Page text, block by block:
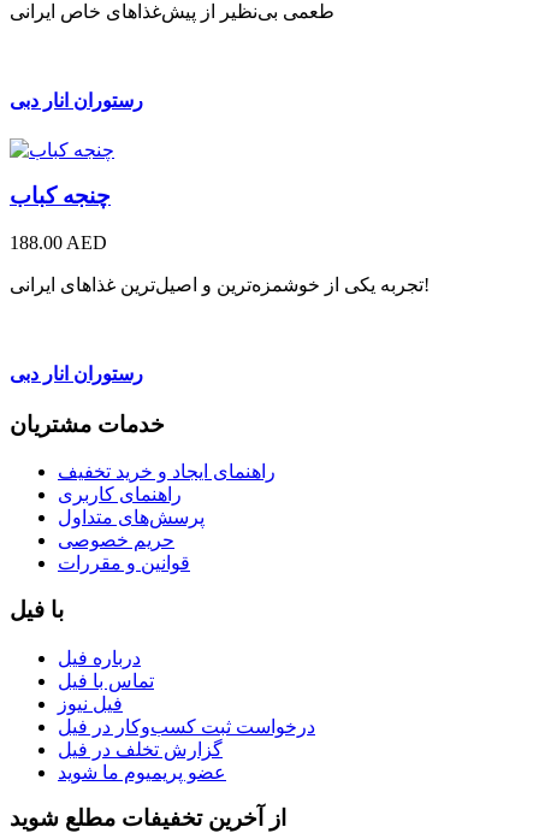
طعمی بی‌نظیر از پیش‌غذاهای خاص ایرانی
رستوران انار دبی
چنجه کباب
188.00 AED
تجربه یکی از خوشمزه‌ترین و اصیل‌ترین غذاهای ایرانی!
رستوران انار دبی
خدمات مشتریان
راهنمای ایجاد و خرید تخفیف
راهنمای کاربری
پرسش‌های متداول
حریم خصوصی
قوانین و مقررات
با فیل
درباره فیل
تماس با فیل
فیل نیوز
درخواست ثبت کسب‌و‌کار در فیل
گزارش تخلف در فیل
عضو پریمیوم ما شوید
از آخرین تخفیفات مطلع شوید